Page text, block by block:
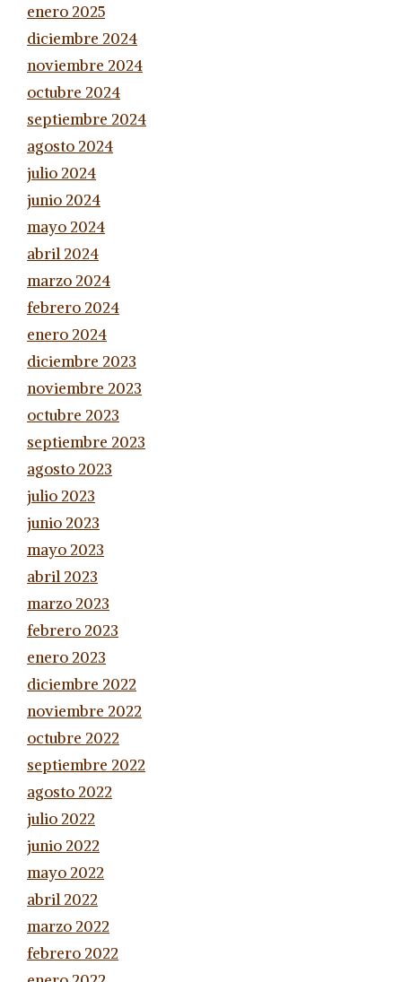
enero 2025
diciembre 2024
noviembre 2024
octubre 2024
septiembre 2024
agosto 2024
julio 2024
junio 2024
mayo 2024
abril 2024
marzo 2024
febrero 2024
enero 2024
diciembre 2023
noviembre 2023
octubre 2023
septiembre 2023
agosto 2023
julio 2023
junio 2023
mayo 2023
abril 2023
marzo 2023
febrero 2023
enero 2023
diciembre 2022
noviembre 2022
octubre 2022
septiembre 2022
agosto 2022
julio 2022
junio 2022
mayo 2022
abril 2022
marzo 2022
febrero 2022